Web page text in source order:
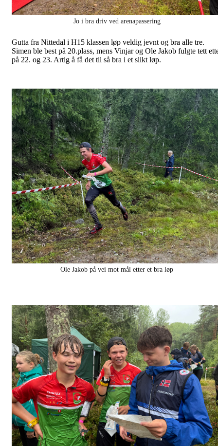
Jo i bra driv ved arenapassering
Gutta fra Nittedal i H15 klassen løp veldig jevnt og bra alle tre.
Simen ble best på 20.plass, mens Vinjar og Ole Jakob fulgte tett
på 22. og 23. Artig å få det til så bra i et slikt løp.
Ole Jakob på vei mot mål etter et bra løp